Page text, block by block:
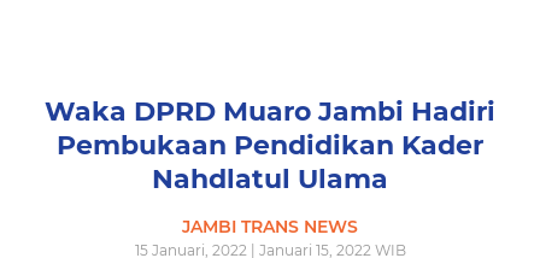
Waka DPRD Muaro Jambi Hadiri
Pembukaan Pendidikan Kader
Nahdlatul Ulama
JAMBI TRANS NEWS
15 Januari, 2022 | Januari 15, 2022 WIB